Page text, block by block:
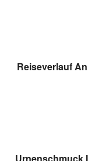
Reiseverlauf
Urnenschmuck